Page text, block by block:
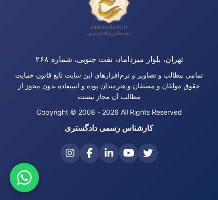
تهران، بلوار میرداماد، نفت جنوبی، شماره ۲۶۸
تمامی مطالب و تصاویر و نرم‌افزارهای این سایت تابع قانون حمایت
حقوق مولفان و مصنفان و هنرمندان بوده و استفاده بدون مجوز از
مطالب آن مجاز نیست
Copyright © 2008 - 2026 All Rights Reserved
کارشناس رسمی دادگستری